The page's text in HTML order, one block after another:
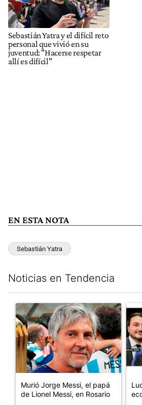
Sebastián Yatra y el difícil reto
personal que vivió en su
juventud: "Hacerse respetar
allí es difícil"
EN ESTA NOTA
Sebastián Yatra
Noticias en Tendencia
Un artículo de tendencia con el título
Murió Jorge Messi, el papá
de Lionel Messi, en Rosario
Un